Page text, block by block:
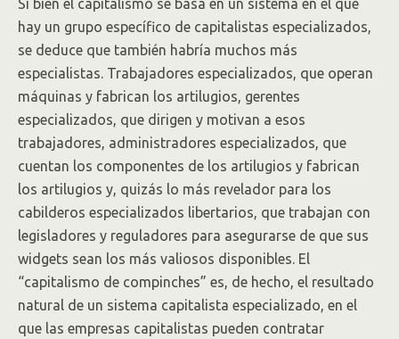
Si bien el capitalismo se basa en un sistema en el que
hay un grupo específico de capitalistas especializados,
se deduce que también habría muchos más
especialistas. Trabajadores especializados, que operan
máquinas y fabrican los artilugios, gerentes
especializados, que dirigen y motivan a esos
trabajadores, administradores especializados, que
cuentan los componentes de los artilugios y fabrican
los artilugios y, quizás lo más revelador para los
cabilderos especializados libertarios, que trabajan con
legisladores y reguladores para asegurarse de que sus
widgets sean los más valiosos disponibles. El
“capitalismo de compinches” es, de hecho, el resultado
natural de un sistema capitalista especializado, en el
que las empresas capitalistas pueden contratar